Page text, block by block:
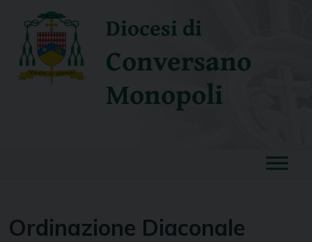
content
Diocesi di
Conversano
Monopoli
Ordinazione Diaconale